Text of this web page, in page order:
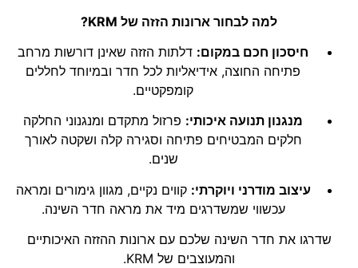
למה לבחור ארונות הזזה של KRM?
חיסכון חכם במקום: דלתות הזזה שאינן דורשות מרחב
פתיחה החוצה, אידיאליות לכל חדר ובמיוחד לחללים
קומפקטיים.
מנגנון תנועה איכותי: פרזול מתקדם ומנגנוני החלקה
חלקים המבטיחים פתיחה וסגירה קלה ושקטה לאורך
שנים.
עיצוב מודרני ויוקרתי: קווים נקיים, מגוון גימורים ומראה
עכשווי שמשדרגים מיד את מראה חדר השינה.
שדרגו את חדר השינה שלכם עם ארונות ההזזה האיכותיים
והמעוצבים של KRM.